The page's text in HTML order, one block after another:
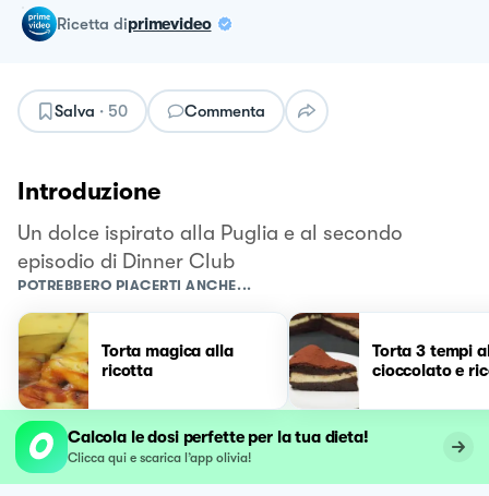
ricetta diprimevideo
Salva · 50 Commenta
Introduzione
Un dolce ispirato alla Puglia e al secondo
episodio di Dinner Club
POTREBBERO PIACERTI ANCHE...
Torta magica alla
ricotta
Torta 3 tempi
cioccolato e
Calcola le dosi perfette per la tua dieta!
Clicca qui e scarica l’app olivia!